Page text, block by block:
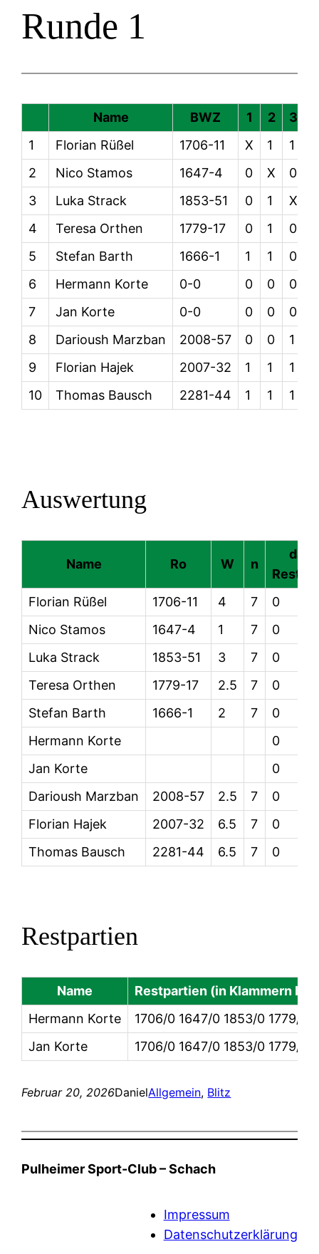
Runde 1
Name BWZ 1 2 3
1
Florian Rüßel 1706-11 X 1 1
2
Nico Stamos 1647-4 0 X 0
3
Luka Strack 1853-51 0 1 X
4
Teresa Orthen 1779-17 0 1 0
5
Stefan Barth 1666-1 1 1 0
6
Hermann Korte 0-0 0 0 0
7
Jan Korte 0-0 0 0 0
8
Darioush Marzban 2008-57 0 0 1
9
Florian Hajek 2007-32 1 1 1
10
Thomas Bausch 2281-44 1 1 1
Auswertung
Name Ro W n
Florian Rüßel
1706-11 4 7
0
Nico Stamos
1647-4 1 7
0
Luka Strack
1853-51 3 7
0
Teresa Orthen
1779-17 2.5 7
0
Stefan Barth
1666-1 2 7
0
Hermann Korte
0
Jan Korte
0
Darioush Marzban
2008-57 2.5 7
0
Florian Hajek
2007-32 6.5 7
0
Thomas Bausch
2281-44 6.5 7 0
Restpartien
Name
Restpartien (in Klammern
Hermann Korte
1706/0 1647/0 1853/0 1779/0
Jan Korte
1706/0 1647/0 1853/0 1779/0
Februar 20, 2026DanielAllgemein, Blitz
Pulheimer Sport-Club – Schach
Impressum
Datenschutzerklärung